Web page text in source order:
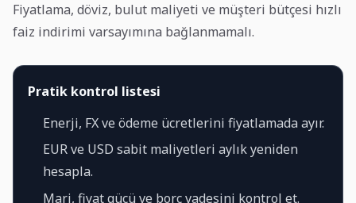
Fiyatlama, döviz, bulut maliyeti ve müşteri bütçesi hızlı
faiz indirimi varsayımına bağlanmamalı.
Pratik kontrol listesi
Enerji, FX ve ödeme ücretlerini fiyatlamada ayır.
EUR ve USD sabit maliyetleri aylık yeniden
hesapla.
Marj, fiyat gücü ve borç vadesini kontrol et.